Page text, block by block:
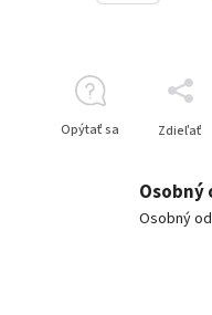
Opýtať sa Zdieľať
Osobný
Osobný